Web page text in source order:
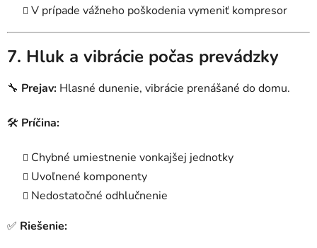
V prípade vážneho poškodenia vymeniť kompresor
7. Hluk a vibrácie počas prevádzky
🔧 Prejav: Hlasné dunenie, vibrácie prenášané do domu.
🛠 Príčina:
Chybné umiestnenie vonkajšej jednotky
Uvoľnené komponenty
Nedostatočné odhlučnenie
✅ Riešenie: